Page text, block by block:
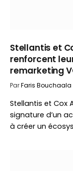
Stellantis et
renforcent
remarketing
ParFaris Bouchaala
Stellantis et Cox
signature d’un
à créer un